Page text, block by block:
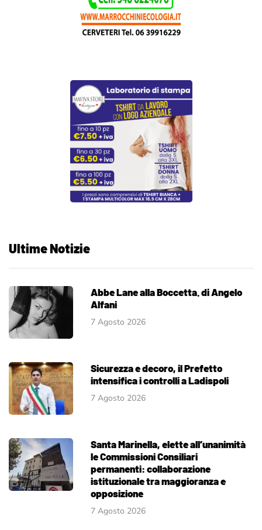
Ultime Notizie
Abbe Lane alla Boccetta. di Angelo
Alfani
7 Agosto 2026
Sicurezza e decoro, il Prefetto
intensifica i controlli a Ladispoli
7 Agosto 2026
Santa Marinella, elette all’unanimità
le Commissioni Consiliari
permanenti: collaborazione
istituzionale tra maggioranza e
opposizione
7 Agosto 2026